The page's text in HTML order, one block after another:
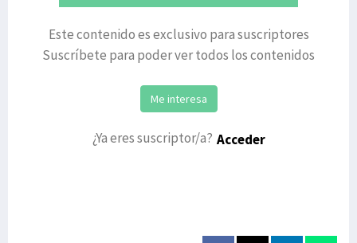
Este contenido es exclusivo para suscriptores
Suscríbete para poder ver todos los contenidos
Me interesa
¿Ya eres suscriptor/a? Acceder